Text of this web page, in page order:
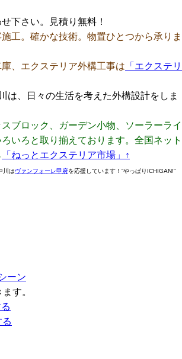
下さい。見積り無料！
工。確かな技術。物置ひとつから承りま
、エクステリア外構工事は 「エクステリ
は、日々の生活を考えた外構設計をしま
ブロック、ガーデン小物、ソーラーライ
いろと取り揃えております。全国ネット
「ねっとエクステリア市場」↑
川はヴァンフォーレ甲府を応援しています！”やっぱりICHIGAN!”
ーン
す。